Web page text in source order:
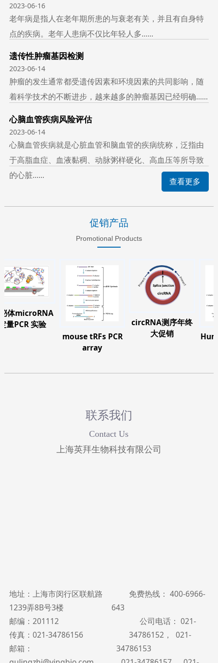
2023-06-16
老年病是指人在老年期所患的与衰老有关，并且有自身特
点的疾病。老年人患病不仅比年轻人多......
遗传性肿瘤基因检测
2023-06-14
肿瘤的发生通常都受遗传因素和环境因素的共同影响，随
着科学技术的不断进步，越来越多的肿瘤基因已经明确......
心脑血管疾病风险评估
2023-06-14
心脑血管疾病就是心脏血管和脑血管的疾病统称，泛指由
于高脂血症、血液黏稠、动脉粥样硬化、高血压等所导致
的心脏......
查看更多
促销产品
Promotional Products
microRNA
PCR 实验
mouse tRFs PCR
array
circRNA测序年终
大促销
联系我们
Contact Us
上海英拜生物科技有限公司
地址：上海市闵行区联航路
1239弄8B号3楼
邮编：201112
传真：021-34786156
邮箱：
免费热线： 400-6966-
643
公司电话： 021-
34786152， 021-
34786153